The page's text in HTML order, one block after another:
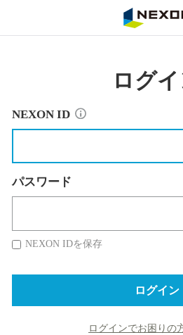
ログ
NEXON ID
パスワード
NEXON IDを保存
ログイン
ログインでお困りの